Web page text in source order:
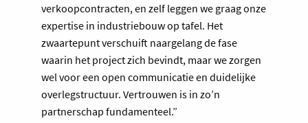
verkoopcontracten, en zelf leggen we graag onze
expertise in industriebouw op tafel. Het
zwaartepunt verschuift naargelang de fase
waarin het project zich bevindt, maar we zorgen
wel voor een open communicatie en duidelijke
overlegstructuur. Vertrouwen is in zo’n
partnerschap fundamenteel.”